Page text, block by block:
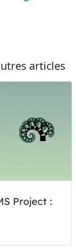
articles
Project :